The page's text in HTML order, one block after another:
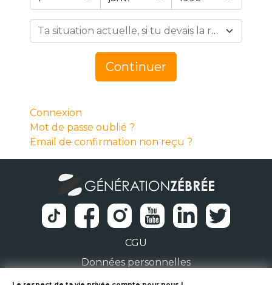
Ta situation actuelle, si tu devais la résumer en 1 mot… *
Continuer
Connexion
Mot de passe oublié ?
Email de confirmation non reçu ?
CGU
Données personnelles